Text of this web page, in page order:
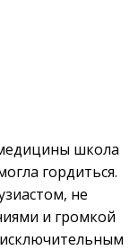
школа
гордиться.
не
и громкой